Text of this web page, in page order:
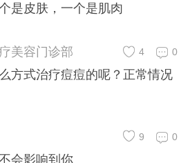
是皮肤，一个是肌肉
美容门诊部 0
4
方式治疗痘痘的呢？正常情况
0
9
会影响到你